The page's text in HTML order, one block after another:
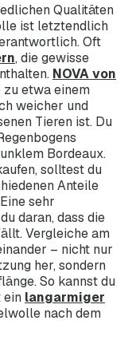
Qualitäten
ist letztendlich
Oft
, die gewisse
NOVA von
etwa einem
weicher und
Tieren ist. Du
Bordeaux.
solltest du
Anteile
sehr
daran, dass die
Vergleiche am
– nicht nur
her, sondern
So kannst du
langarmiger
nach dem